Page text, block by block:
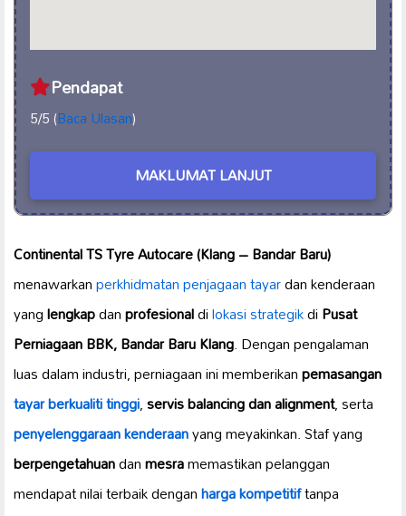
Pendapat
5/5 (Baca Ulasan)
MAKLUMAT LANJUT
Continental TS Tyre Autocare (Klang – Bandar Baru)
menawarkanperkhidmatan penjagaan tayardan kenderaan
yanglengkapdanprofesionaldilokasi strategikdiPusat
Perniagaan BBK, Bandar Baru Klang. Dengan pengalaman
luas dalam industri, perniagaan ini memberikanpemasangan
tayar berkualiti tinggi,servis balancing dan alignment, serta
penyelenggaraan kenderaanyang meyakinkan. Staf yang
berpengetahuandanmesramemastikan pelanggan
mendapat nilai terbaik denganharga kompetitiftanpa